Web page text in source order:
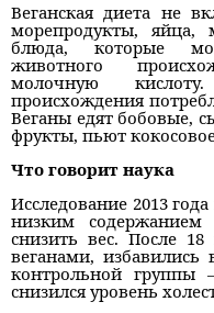
Веганская диета не
морепродукты,
блюда, которые
животного
молочную
происхождения
Веганы едят бобовые,
фрукты, пьют
Что говорит наука
Исследование 2013
низким содержанием
снизить вес. После 18
веганами,
контрольной
снизился уровень